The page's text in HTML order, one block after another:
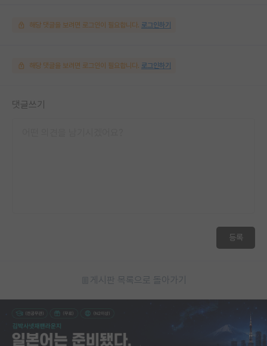
해당 댓글을 보려면 로그인이 필요합니다. 로그인하기
해당 댓글을 보려면 로그인이 필요합니다. 로그인하기
댓글쓰기
등록
게시판 목록으로 돌아가기